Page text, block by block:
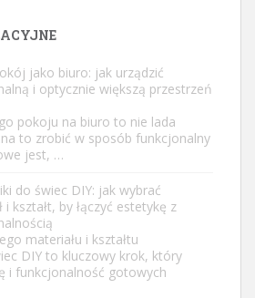
jako biuro: jak urządzić
i optycznie większą przestrzeń
pokoju na biuro to nie lada
to zrobić w sposób funkcjonalny
jest, …
do świec DIY: jak wybrać
i kształt, by łączyć estetykę z
materiału i kształtu
DIY to kluczowy krok, który
i funkcjonalność gotowych